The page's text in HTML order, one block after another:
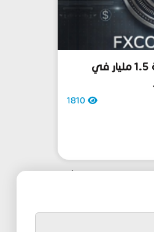
دويتشه بنك قد يدفع غرامة 1.5 مليار في
1810
›